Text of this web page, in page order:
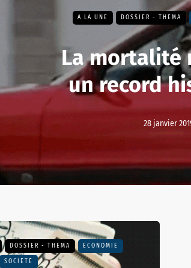
A LA UNE DOSSIER - THEMA
La mortalité
un record
28 janvier
DOSSIER - THEMA ECONOMIE
SOCIÉTÉ